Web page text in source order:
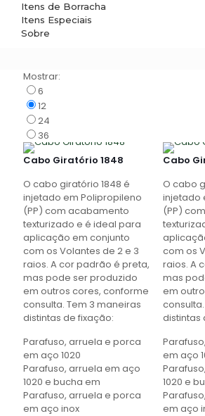
Itens de Borracha
Itens Especiais
Sobre
Mostrar:
6
12
24
36
Cabo Giratório 1848
O cabo giratório 1848 é
injetado em Polipropileno
(PP) com acabamento
texturizado e é ideal para
aplicação em conjunto
com os Volantes de 2 e 3
raios. A cor padrão é preta,
mas pode ser produzido
em outros cores, conforme
consulta. Tem 3 maneiras
distintas de fixação:
Parafuso, arruela e porca
em aço 1020
Parafuso, arruela em aço
1020 e bucha em
Parafuso, arruela e porca
em aço inox
Cabo
O cabo
injetado
(PP)
com os
raios. A
mas
em
distintas
em aço
1020 e
em aço